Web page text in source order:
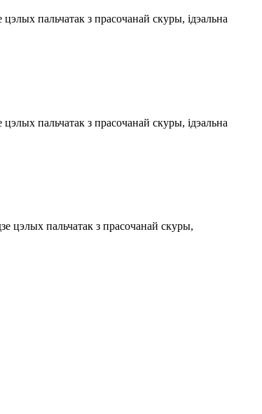
пальчатак з прасочанай скуры, ідэальна
пальчатак з прасочанай скуры, ідэальна
цэлых пальчатак з прасочанай скуры,